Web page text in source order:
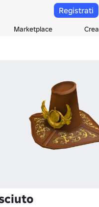
Marketplace Crea
Registrati